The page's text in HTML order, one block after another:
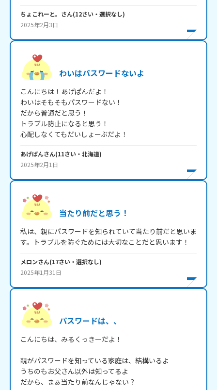
ちょこれーと。 さん(12さい・ 選択なし)
2025年2月3日
わいはパスワードないよ
こんにちは！あげぱんだよ！
わいはそもそもパスワードない！
だから普通だと思う！
トラブル防止になると思う！
心配しなくてもだいしょーぶだよ！
あげぱんさん(11さい・ 北海道)
2025年2月1日
当たり前だと思う！
私は、親にパスワードを知られていて当たり前だと思いま
す。トラブルを防ぐためには大切なことだと思います！
メロンさん(17さい・ 選択なし)
2025年1月31日
パスワードは、、
こんにちは、みるくっきーだよ！
親がパスワードを知っている家庭は、結構いるよ
うちのもお父さん以外は知ってるよ
だから、まぁ当たり前なんじゃない？